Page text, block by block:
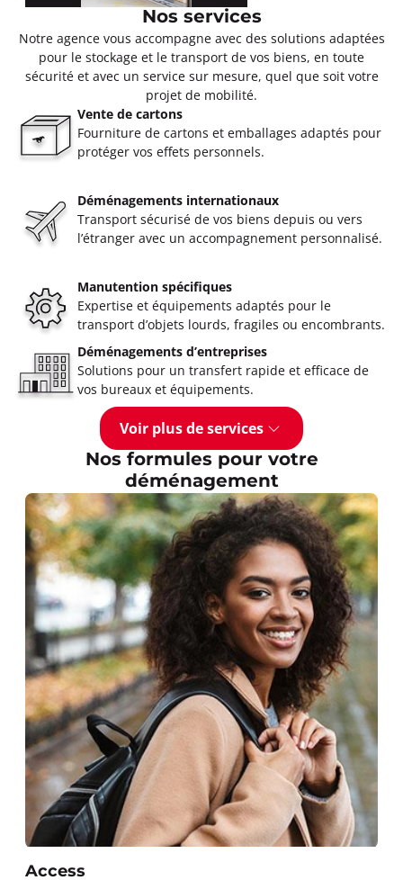
Nos services
Notre agence vous accompagne avec des solutions adaptées
pour le stockage et le transport de vos biens, en toute
sécurité et avec un service sur mesure, quel que soit votre
projet de mobilité.
Vente de cartons
Fourniture de cartons et emballages adaptés pour
protéger vos effets personnels.
Déménagements internationaux
Transport sécurisé de vos biens depuis ou vers
l’étranger avec un accompagnement personnalisé.
Manutention spécifiques
Expertise et équipements adaptés pour le
transport d’objets lourds, fragiles ou encombrants.
Déménagements d’entreprises
Solutions pour un transfert rapide et efficace de
vos bureaux et équipements.
Voir plus de services
Nos formules pour votre
déménagement
Access